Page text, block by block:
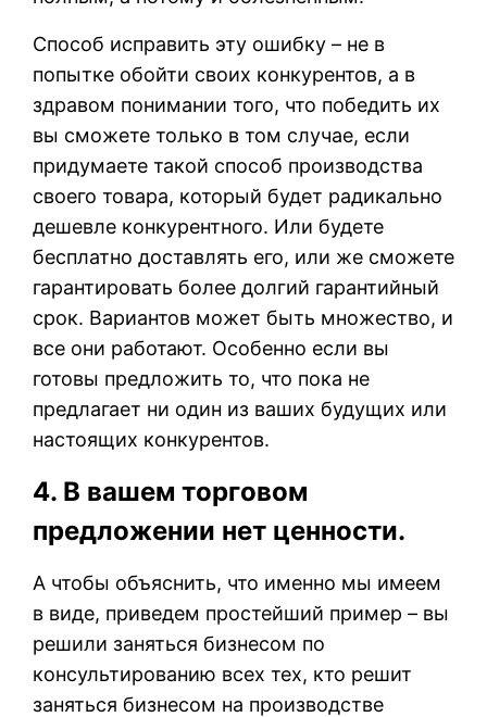
Способ исправить эту ошибку – не в
попытке обойти своих конкурентов, а в
здравом понимании того, что победить их
вы сможете только в том случае, если
придумаете такой способ производства
своего товара, который будет радикально
дешевле конкурентного. Или будете
бесплатно доставлять его, или же сможете
гарантировать более долгий гарантийный
срок. Вариантов может быть множество, и
все они работают. Особенно если вы
готовы предложить то, что пока не
предлагает ни один из ваших будущих или
настоящих конкурентов.
4. В вашем торговом
предложении нет ценности.
А чтобы объяснить, что именно мы имеем
в виде, приведем простейший пример – вы
решили заняться бизнесом по
консультированию всех тех, кто решит
заняться бизнесом на производстве